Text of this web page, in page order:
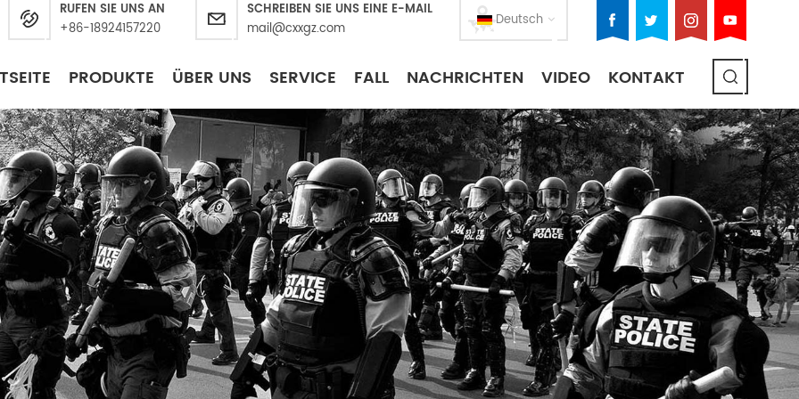
Deutsch
RUFEN SIE UNS AN
+86-18924157220
SCHREIBEN SIE UNS EINE E-MAIL
mail@cxxgz.com
PRODUKTE ÜBER UNS SERVICE FALL NACHRICHTEN VIDEO KONTAKT